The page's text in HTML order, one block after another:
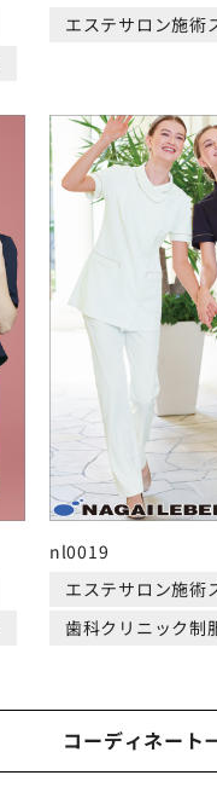
エステサロン施術
nl0019
エステサロン施術
歯科クリニック制
コーディネート